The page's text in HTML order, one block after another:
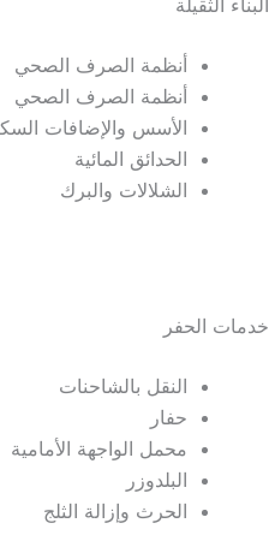
البناء الثقيلة
أنظمة الصرف الصحي
أنظمة الصرف الصحي
الأسس والإضافات
الحدائق المائية
الشلالات والبرك
خدمات الحفر
النقل بالشاحنات
حفار
محمل الواجهة الأمامية
البلدوزر
الحرث وإزالة الثلج